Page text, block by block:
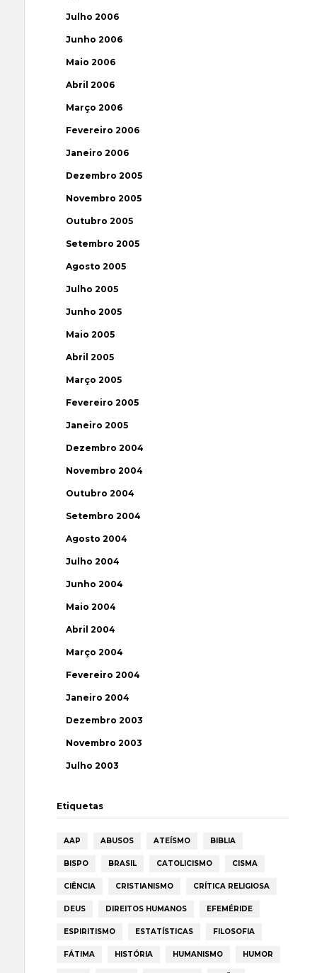
Julho 2006
Junho 2006
Maio 2006
Abril 2006
Março 2006
Fevereiro 2006
Janeiro 2006
Dezembro 2005
Novembro 2005
Outubro 2005
Setembro 2005
Agosto 2005
Julho 2005
Junho 2005
Maio 2005
Abril 2005
Março 2005
Fevereiro 2005
Janeiro 2005
Dezembro 2004
Novembro 2004
Outubro 2004
Setembro 2004
Agosto 2004
Julho 2004
Junho 2004
Maio 2004
Abril 2004
Março 2004
Fevereiro 2004
Janeiro 2004
Dezembro 2003
Novembro 2003
Julho 2003
Etiquetas
AAP ABUSOS ATEÍSMO BIBLIA
BISPO BRASIL CATOLICISMO CISMA
CIÊNCIA CRISTIANISMO CRÍTICA RELIGIOSA
DEUS DIREITOS HUMANOS EFEMÉRIDE
ESPIRITISMO ESTATÍSTICAS FILOSOFIA
FÁTIMA HISTÓRIA HUMANISMO HUMOR